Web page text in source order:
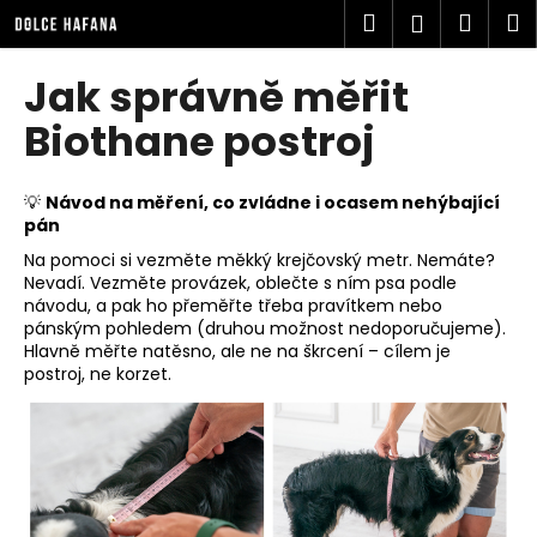
na
obsah
Hledat
Jak správně měřit
Biothane postroj
💡 Návod na měření, co zvládne i ocasem nehýbající
pán
Na pomoci si vezměte měkký krejčovský metr. Nemáte?
Nevadí. Vezměte provázek, oblečte s ním psa podle
návodu, a pak ho přeměřte třeba pravítkem nebo
pánským pohledem (druhou možnost nedoporučujeme).
Hlavně měřte natěsno, ale ne na škrcení – cílem je
postroj, ne korzet.
K
o
C
o
p
o
t
ř
e
b
u
j
e